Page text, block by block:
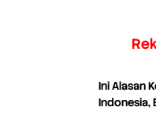
Ini Alasan
Indonesia,